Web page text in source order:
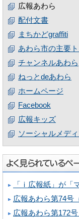
広報あわら
配付文書
まちかどgraffiti
あわら市の主要
チャンネルあわら
ねっとdeあわら
ホームページ
Facebook
広報キッズ
ソーシャルメデ
「ｉ広報紙」が「
広報あわら第74号
広報あわら第172号